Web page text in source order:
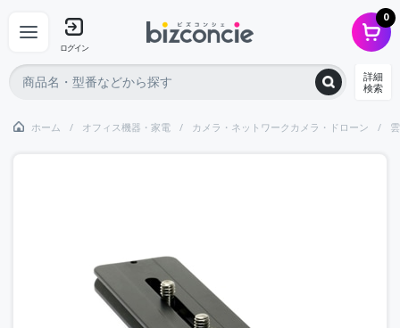
ログイン
0
詳細
検索
ホーム オフィス機器・家電 カメラ・ネットワークカメラ・ドローン